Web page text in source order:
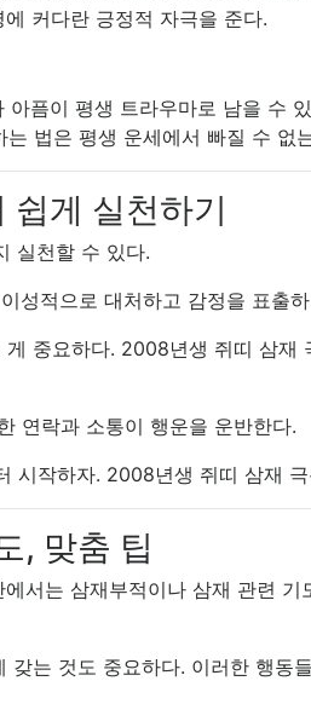
커다란 긍정적 자극을 준다.
픔이 평생 트라우마로 남을 수
법은 평생 운세에서 빠질 수 없
게 실천하기
실천할 수 있다.
성적으로 대처하고 감정을 표출
중요하다. 2008년생 쥐띠 삼재
연락과 소통이 행운을 운반한다.
시작하자. 2008년생 쥐띠 삼재
, 맞춤 팁
서는 삼재부적이나 삼재 관련
는 것도 중요하다. 이러한 행동